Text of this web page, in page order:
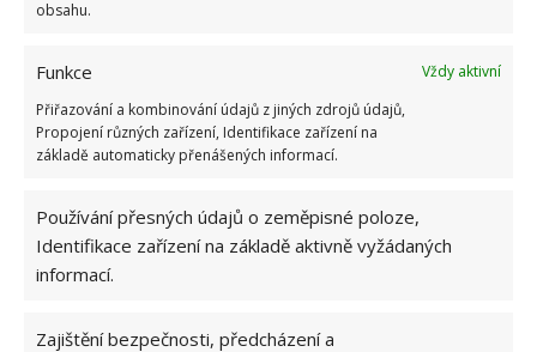
obsahu.
Funkce
Vždy aktivní
Přiřazování a kombinování údajů z jiných zdrojů údajů,
Propojení různých zařízení, Identifikace zařízení na
základě automaticky přenášených informací.
Používání přesných údajů o zeměpisné poloze,
Identifikace zařízení na základě aktivně vyžádaných
informací.
Zajištění bezpečnosti, předcházení a
LOUPÁNÍ VAJEC SKOŘÁPKA
Přidejte svůj názor